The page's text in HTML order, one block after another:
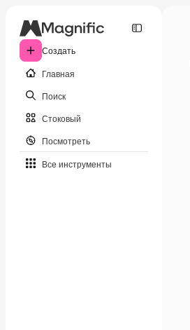
Создать
Главная
Поиск
Стоковый
Посмотреть
Все инструменты